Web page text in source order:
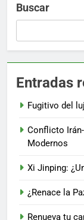
Buscar
Entradas
Fugitivo del
Conflicto
Modernos
Xi Jinping:
¿Renace la
Renueva tu